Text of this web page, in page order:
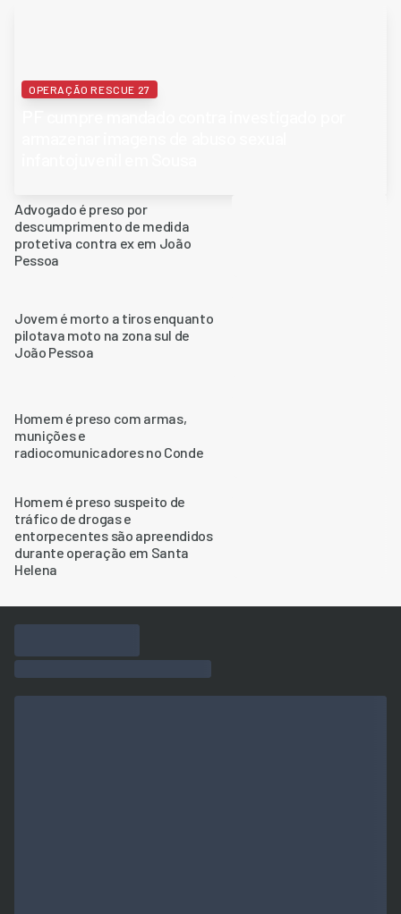
OPERAÇÃO RESCUE 27
Advogado é preso por
descumprimento de medida
protetiva contra ex em João
Pessoa
Jovem é morto a tiros enquanto
pilotava moto na zona sul de
João Pessoa
Homem é preso com armas,
munições e
radiocomunicadores no Conde
Homem é preso suspeito de
tráfico de drogas e
entorpecentes são apreendidos
durante operação em Santa
Helena